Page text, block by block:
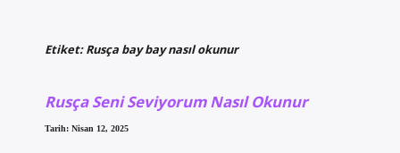
Etiket:Rusça bay bay nasıl okunur
Rusça Seni Seviyorum Nasıl Okunur
Tarih: Nisan 12, 2025